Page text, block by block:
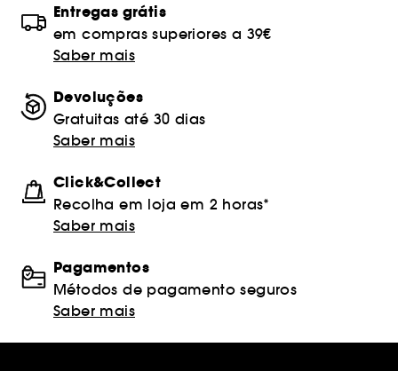
Entregas grátis
em compras superiores a 39€
Saber mais
Devoluções
Gratuitas até 30 dias
Saber mais
Click&Collect
Recolha em loja em 2 horas*
Saber mais
Pagamentos
Métodos de pagamento seguros
Saber mais